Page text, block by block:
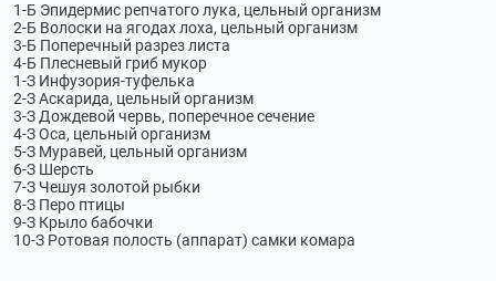
1-Б Эпидермис репчатого лука, цельный организм
2-Б Волоски на ягодах лоха, цельный организм
3-Б Поперечный разрез листа
4-Б Плесневый гриб мукор
1-З Инфузория-туфелька
2-З Аскарида, цельный организм
3-З Дождевой червь, поперечное сечение
4-З Оса, цельный организм
5-З Муравей, цельный организм
6-З Шерсть
7-З Чешуя золотой рыбки
8-З Перо птицы
9-З Крыло бабочки
10-З Ротовая полость (аппарат) самки комара